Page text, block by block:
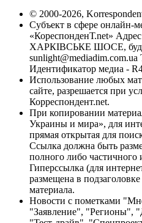
© 2000-2026,
Субъект в сфере онлайн-
«КореспонденТ.net»
ХАРКІВСЬКЕ ШОСЕ,
sunlight@mediadim.com.ua
Идентификатор медиа -
Использование любых
сайте, разрешается при
Корреспондент.net.
При копировании
Украины и мира», для
прямая открытая для
Ссылка должна быть
полного либо частичного
Гиперссылка (для
размещена в
материала.
Новости с пометками
"Заявление", "Регионы",